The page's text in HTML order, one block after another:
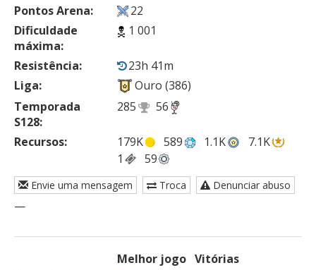
Pontos Arena:
22
Dificuldade
máxima:
1 001
Resistência:
23h 41m
Liga:
Ouro (386)
Temporada
S128:
285 56
Recursos: 179K 589 1.1K
7.1K
1
59
Envie uma mensagem Troca Denunciar abuso
—
Melhor jogo Vitórias